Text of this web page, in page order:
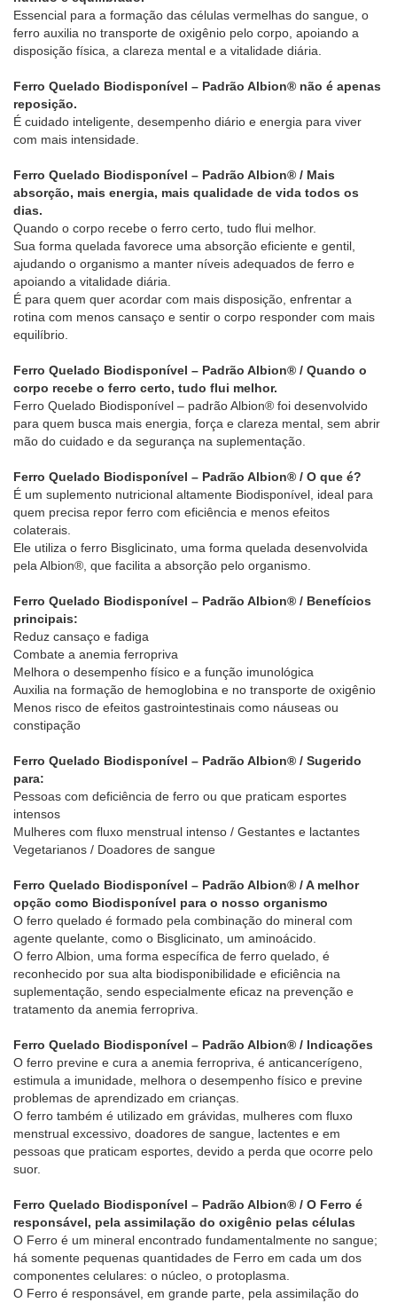
Essencial para a formação das células vermelhas do sangue, o
ferro auxilia no transporte de oxigênio pelo corpo, apoiando a
disposição física, a clareza mental e a vitalidade diária.
Ferro Quelado Biodisponível – Padrão Albion® não é apenas
reposição.
É cuidado inteligente, desempenho diário e energia para viver
com mais intensidade.
Ferro Quelado Biodisponível – Padrão Albion® / Mais
absorção, mais energia, mais qualidade de vida todos os
dias.
Quando o corpo recebe o ferro certo, tudo flui melhor.
Sua forma quelada favorece uma absorção eficiente e gentil,
ajudando o organismo a manter níveis adequados de ferro e
apoiando a vitalidade diária.
É para quem quer acordar com mais disposição, enfrentar a
rotina com menos cansaço e sentir o corpo responder com mais
equilíbrio.
Ferro Quelado Biodisponível – Padrão Albion® / Quando o
corpo recebe o ferro certo, tudo flui melhor.
Ferro Quelado Biodisponível – padrão Albion® foi desenvolvido
para quem busca mais energia, força e clareza mental, sem abrir
mão do cuidado e da segurança na suplementação.
Ferro Quelado Biodisponível – Padrão Albion® / O que é?
É um suplemento nutricional altamente Biodisponível, ideal para
quem precisa repor ferro com eficiência e menos efeitos
colaterais.
Ele utiliza o ferro Bisglicinato, uma forma quelada desenvolvida
pela Albion®, que facilita a absorção pelo organismo.
Ferro Quelado Biodisponível – Padrão Albion® / Benefícios
principais:
Reduz cansaço e fadiga
Combate a anemia ferropriva
Melhora o desempenho físico e a função imunológica
Auxilia na formação de hemoglobina e no transporte de oxigênio
Menos risco de efeitos gastrointestinais como náuseas ou
constipação
Ferro Quelado Biodisponível – Padrão Albion® / Sugerido
para:
Pessoas com deficiência de ferro ou que praticam esportes
intensos
Mulheres com fluxo menstrual intenso / Gestantes e lactantes
Vegetarianos / Doadores de sangue
Ferro Quelado Biodisponível – Padrão Albion® / A melhor
opção como Biodisponível para o nosso organismo
O ferro quelado é formado pela combinação do mineral com
agente quelante, como o Bisglicinato, um aminoácido.
O ferro Albion, uma forma específica de ferro quelado, é
reconhecido por sua alta biodisponibilidade e eficiência na
suplementação, sendo especialmente eficaz na prevenção e
tratamento da anemia ferropriva.
Ferro Quelado Biodisponível – Padrão Albion® / Indicações
O ferro previne e cura a anemia ferropriva, é anticancerígeno,
estimula a imunidade, melhora o desempenho físico e previne
problemas de aprendizado em crianças.
O ferro também é utilizado em grávidas, mulheres com fluxo
menstrual excessivo, doadores de sangue, lactentes e em
pessoas que praticam esportes, devido a perda que ocorre pelo
suor.
Ferro Quelado Biodisponível – Padrão Albion® / O Ferro é
responsável, pela assimilação do oxigênio pelas células
O Ferro é um mineral encontrado fundamentalmente no sangue;
há somente pequenas quantidades de Ferro em cada um dos
componentes celulares: o núcleo, o protoplasma.
O Ferro é responsável, em grande parte, pela assimilação do